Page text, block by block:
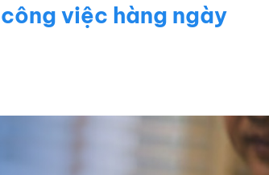
việc hàng ngày